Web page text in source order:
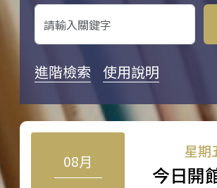
進階檢索 使用說明
08月
星期
今日開